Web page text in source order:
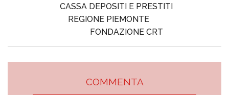
CASSA DEPOSITI E PRESTITI
REGIONE PIEMONTE
FONDAZIONE CRT
COMMENTA